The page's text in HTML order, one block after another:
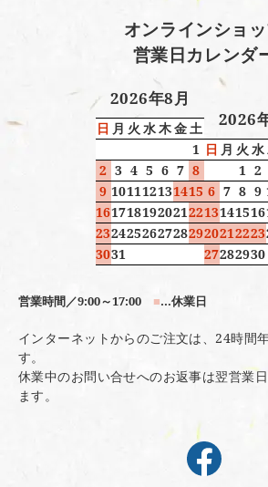
オンラインショ
営業日カレンダ
2026年8月
日 月 火 水木金土
1
2 3 4 5 6 7 8
9 101112131415
16171819202122
23242526272829
3031
2026
日 月 火 水
1 2
6 7 8 9
13141516
20212223
27282930
営業時間／9:00～17:00 ■…休業日
インターネットからのご注文は、24時間
す。
休業中のお問い合せへのお返事は翌営業
ます。